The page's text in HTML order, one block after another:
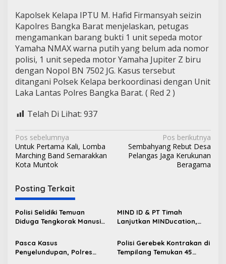
Kapolsek Kelapa IPTU M. Hafid Firmansyah seizin
Kapolres Bangka Barat menjelaskan, petugas
mengamankan barang bukti 1 unit sepeda motor
Yamaha NMAX warna putih yang belum ada nomor
polisi, 1 unit sepeda motor Yamaha Jupiter Z biru
dengan Nopol BN 7502 JG. Kasus tersebut
ditangani Polsek Kelapa berkoordinasi dengan Unit
Laka Lantas Polres Bangka Barat. ( Red 2 )
Telah Di Lihat: 937
N
a
v
i
g
a
s
i
p
Pos sebelumnya
Untuk Pertama Kali, Lomba
Marching Band Semarakkan
Kota Muntok
Pos berikutnya
Sembahyang Rebut Desa
Pelangas Jaga Kerukunan
Beragama
Posting Terkait
Polisi Selidiki Temuan
Diduga Tengkorak Manusia
MIND ID & PT Timah
Lanjutkan MINDucation,
Boarding School Raih
Kampus Impian
Pasca Kasus
Penyelundupan, Polres
Polisi Gerebek Kontrakan di
Tempilang Temukan 45